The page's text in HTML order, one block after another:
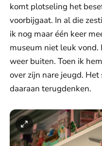
komt plotseling het
voorbijgaat. In al die
ik nog maar één keer
museum niet leuk
weer buiten. Toen ik
over zijn nare jeugd.
daaraan terugdenken.